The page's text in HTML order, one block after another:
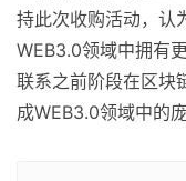
持此次收购活动，认
WEB3.0领域中拥有
联系之前阶段在区块
成WEB3.0领域中的